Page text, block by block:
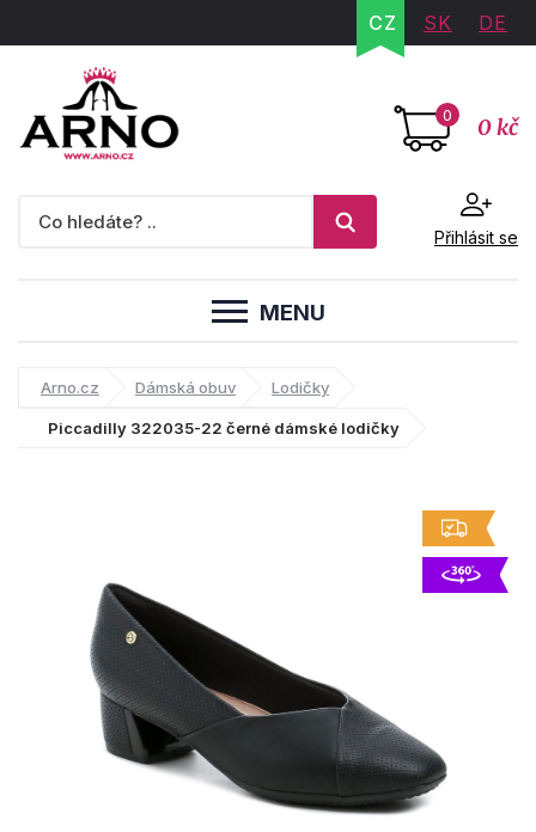
CZ SK DE
0 0 kč
Přihlásit se
MENU
Arno.cz Dámská obuv Lodičky
Piccadilly 322035-22 černé dámské lodičky